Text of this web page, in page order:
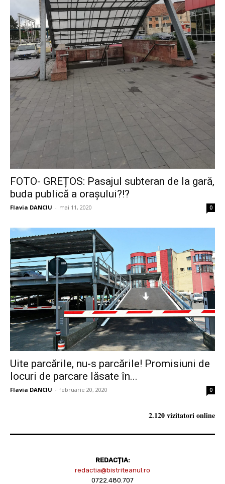
FOTO- GREȚOS: Pasajul subteran de la gară,
buda publică a orașului?!?
Flavia DANCIU - mai 11, 2020 0
Uite parcările, nu-s parcările! Promisiuni de
locuri de parcare lăsate în...
Flavia DANCIU - februarie 20, 2020 0
2.120 vizitatori online
REDACȚIA:
redactia@bistriteanul.ro
0722.480.707